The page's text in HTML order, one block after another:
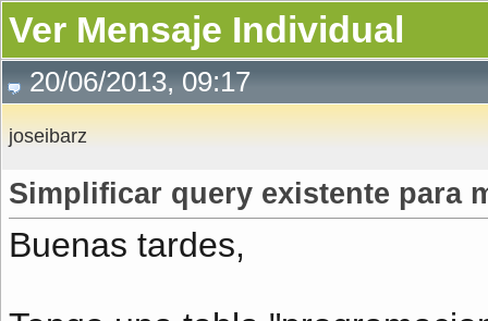
Ver Mensaje Individual
20/06/2013, 09:17
joseibarz
Simplificar query existente para
Buenas tardes,